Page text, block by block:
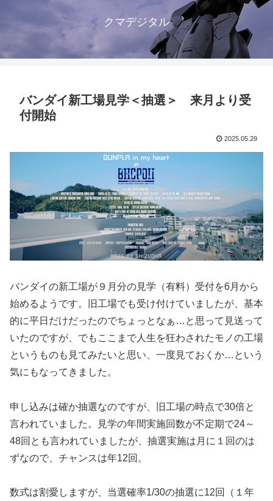
クマデジタル
バンダイ新工場見学＜抽選＞ 来月より受
付開始
2025.05.29
バンダイの新工場が９月分の見学（有料）受付を6月から
始めるようです。旧工場でも受け付けていましたが、基本
的に平日だけだったのでちょっとなぁ…と思って見送って
いたのですが、でもここまで人生を狂わされたモノの工場
というものも見てみたいと思い、一度見ておくか…という
気にもなってきました。
申し込みは確か抽選なのですが、旧工場の時点で30倍と
言われていました。見学の年間実施回数が不定期で24～
48回とも言われていましたが、抽選実施は月に１回のは
ずなので、チャンスは年12回。
数式は割愛しますが、当選確率1/30の抽選に12回（１年